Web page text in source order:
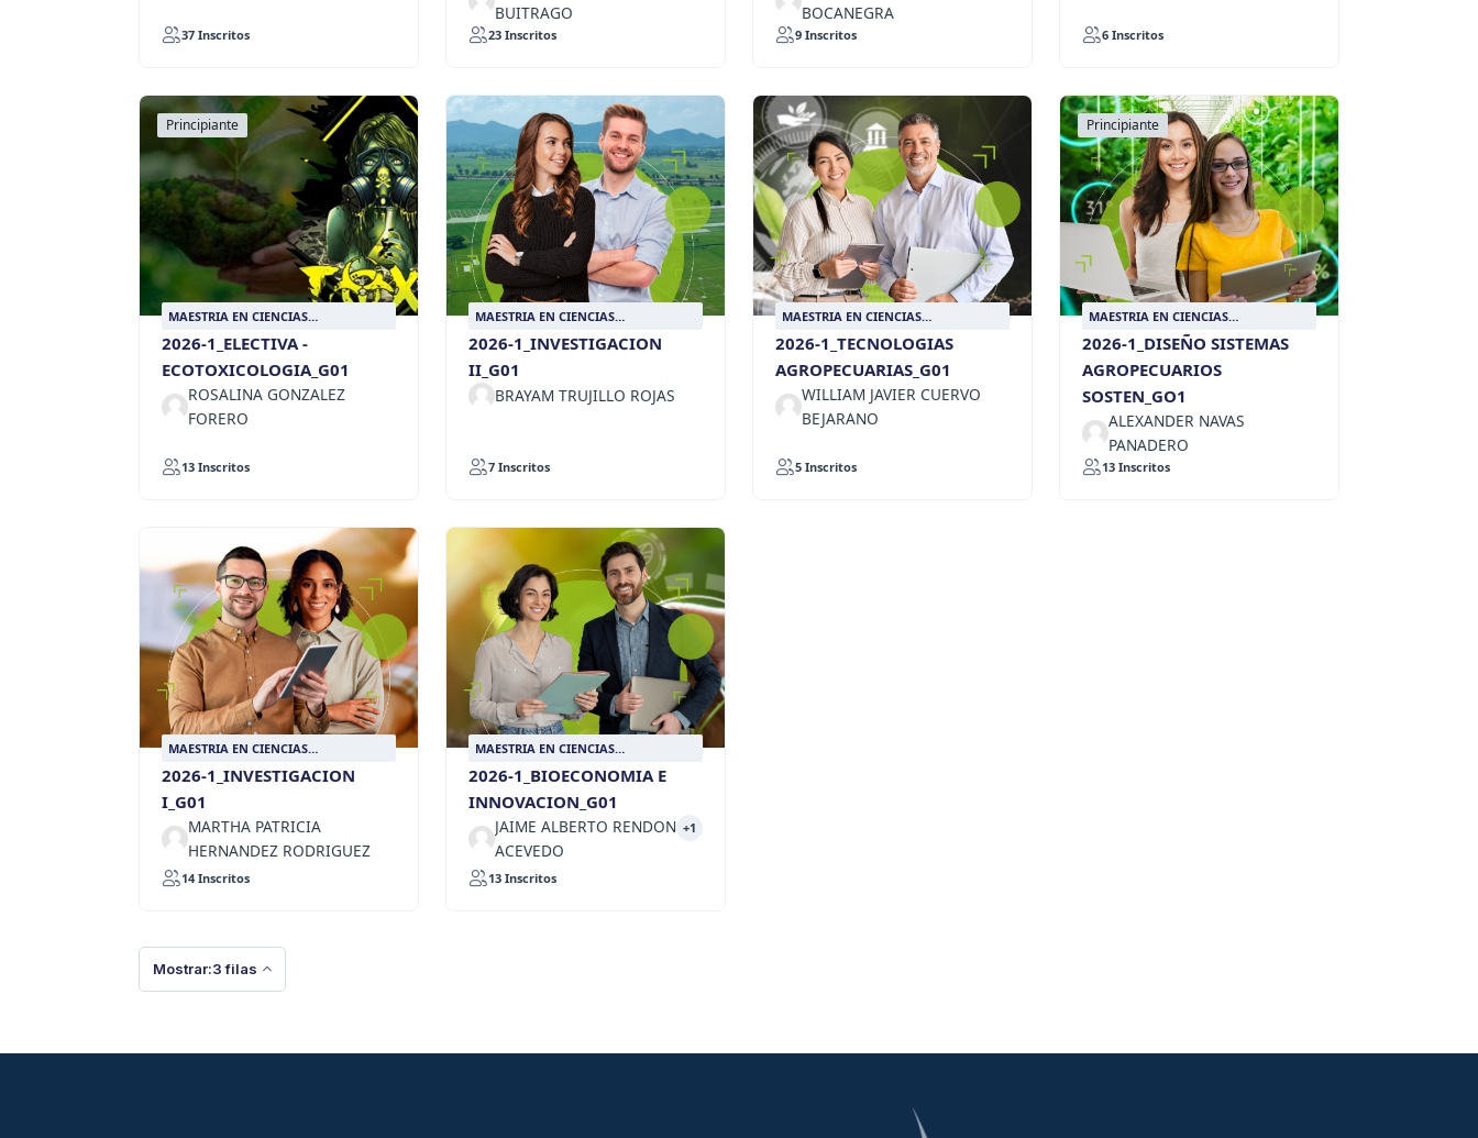
37 Inscritos
BUITRAGO
23 Inscritos
BOCANEGRA
9 Inscritos 6 Inscritos
Principiante
MAESTRIA EN CIENCIAS
2026-1_ELECTIVA -
ECOTOXICOLOGIA_G01
ROSALINA GONZALEZ
FORERO
13 Inscritos
MAESTRIA EN CIENCIAS
2026-1_INVESTIGACION
II_G01
BRAYAM TRUJILLO ROJAS
7 Inscritos
MAESTRIA EN CIENCIAS
2026-1_TECNOLOGIAS
AGROPECUARIAS_G01
WILLIAM JAVIER CUERVO
BEJARANO
5 Inscritos
Principiante
MAESTRIA EN CIENCIAS
AGROPECUARIAS SOSTENIBLES
2026-1_DISEÑO SISTEMAS
AGROPECUARIOS
SOSTEN_GO1
ALEXANDER NAVAS
PANADERO
13 Inscritos
MAESTRIA EN CIENCIAS
2026-1_INVESTIGACION
I_G01
MARTHA PATRICIA
HERNANDEZ RODRIGUEZ
14 Inscritos
MAESTRIA EN CIENCIAS
2026-1_BIOECONOMIA E
INNOVACION_G01
JAIME ALBERTO RENDON
ACEVEDO
+1
13 Inscritos
Mostrar:3 filas